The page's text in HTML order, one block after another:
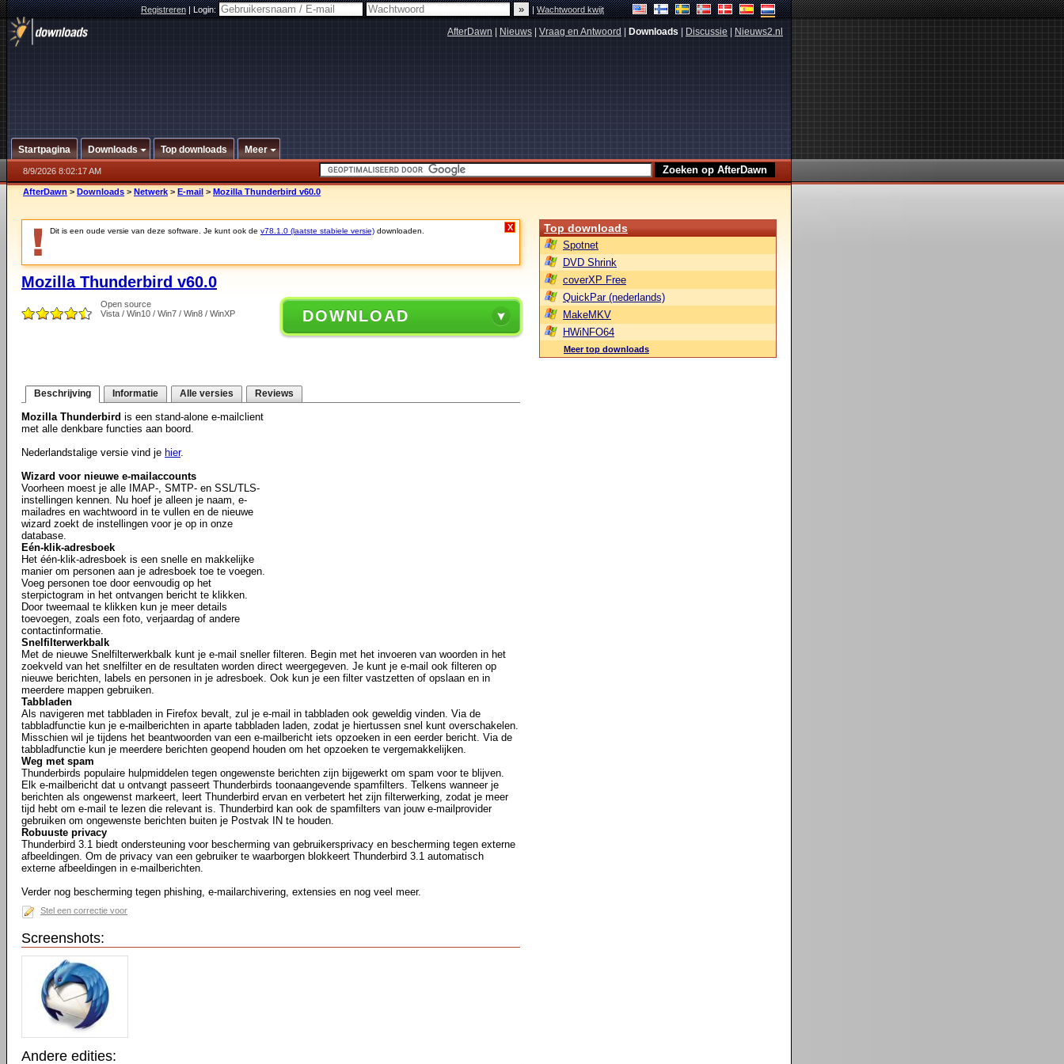
Registreren|Login: |Wachtwoord kwijt
AfterDawn Nieuws Vraag en Antwoord Downloads Discussie Nieuws2.nl
Startpagina Downloads Top downloads Meer
8/9/2026 8:02:17 AM
AfterDawn > Downloads > Netwerk > E-mail > Mozilla Thunderbird v60.0
Dit is een oude versie van deze software. Je kunt ook de v78.1.0 (laatste stabiele versie) downloaden. X
Mozilla Thunderbird v60.0
Open source
Vista / Win10 / Win7 / Win8 / WinXP
DOWNLOAD
Beschrijving Informatie Alle versies Reviews
Mozilla Thunderbird is een stand-alone e-mailclient
met alle denkbare functies aan boord.
Nederlandstalige versie vind je hier.
Wizard voor nieuwe e-mailaccounts
Voorheen moest je alle IMAP-, SMTP- en SSL/TLS-
instellingen kennen. Nu hoef je alleen je naam, e-
mailadres en wachtwoord in te vullen en de nieuwe
wizard zoekt de instellingen voor je op in onze
database.
Eén-klik-adresboek
Het één-klik-adresboek is een snelle en makkelijke
manier om personen aan je adresboek toe te voegen.
Voeg personen toe door eenvoudig op het
sterpictogram in het ontvangen bericht te klikken.
Door tweemaal te klikken kun je meer details
toevoegen, zoals een foto, verjaardag of andere
contactinformatie.
Snelfilterwerkbalk
Met de nieuwe Snelfilterwerkbalk kunt je e-mail sneller filteren. Begin met het invoeren van woorden in het
zoekveld van het snelfilter en de resultaten worden direct weergegeven. Je kunt je e-mail ook filteren op
nieuwe berichten, labels en personen in je adresboek. Ook kun je een filter vastzetten of opslaan en in
meerdere mappen gebruiken.
Tabbladen
Als navigeren met tabbladen in Firefox bevalt, zul je e-mail in tabbladen ook geweldig vinden. Via de
tabbladfunctie kun je e-mailberichten in aparte tabbladen laden, zodat je hiertussen snel kunt overschakelen.
Misschien wil je tijdens het beantwoorden van een e-mailbericht iets opzoeken in een eerder bericht. Via de
tabbladfunctie kun je meerdere berichten geopend houden om het opzoeken te vergemakkelijken.
Weg met spam
Thunderbirds populaire hulpmiddelen tegen ongewenste berichten zijn bijgewerkt om spam voor te blijven.
Elk e-mailbericht dat u ontvangt passeert Thunderbirds toonaangevende spamfilters. Telkens wanneer je
berichten als ongewenst markeert, leert Thunderbird ervan en verbetert het zijn filterwerking, zodat je meer
tijd hebt om e-mail te lezen die relevant is. Thunderbird kan ook de spamfilters van jouw e-mailprovider
gebruiken om ongewenste berichten buiten je Postvak IN te houden.
Robuuste privacy
Thunderbird 3.1 biedt ondersteuning voor bescherming van gebruikersprivacy en bescherming tegen externe
afbeeldingen. Om de privacy van een gebruiker te waarborgen blokkeert Thunderbird 3.1 automatisch
externe afbeeldingen in e-mailberichten.
Verder nog bescherming tegen phishing, e-mailarchivering, extensies en nog veel meer.
Stel een correctie voor
Screenshots:
Andere edities:
Top downloads
Spotnet
DVD Shrink
coverXP Free
QuickPar (nederlands)
MakeMKV
HWiNFO64
Meer top downloads